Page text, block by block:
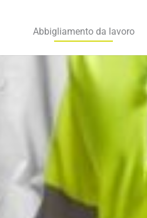
Abbigliamento da lavoro